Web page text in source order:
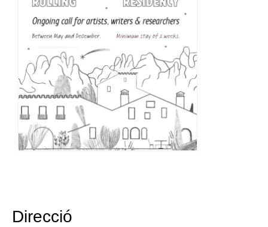
Direcció